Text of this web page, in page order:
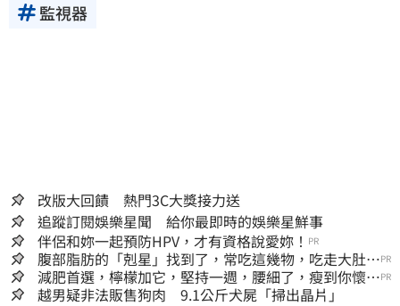
監視器
改版大回饋 熱門3C大獎接力送
追蹤訂閱娛樂星聞 給你最即時的娛樂星鮮事
伴侶和妳一起預防HPV，才有資格說愛妳！ PR
腹部脂肪的「剋星」找到了，常吃這幾物，吃走大肚
囊，瘦出小蠻腰
PR
減肥首選，檸檬加它，堅持一週，腰細了，瘦到你懷疑
人生
PR
越男疑非法販售狗肉 9.1公斤犬屍「掃出晶片」